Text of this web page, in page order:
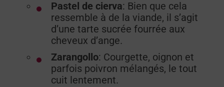
Pastel de cierva: Bien que cela
ressemble à de la viande, il s’agit
d’une tarte sucrée fourrée aux
cheveux d’ange.
Zarangollo: Courgette, oignon et
parfois poivron mélangés, le tout
cuit lentement.